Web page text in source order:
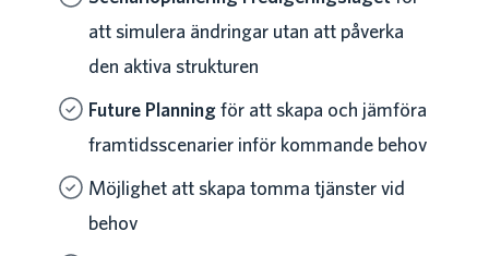
att simulera ändringar utan att påverka
den aktiva strukturen
Future Planningför att skapa och jämföra
framtidsscenarier inför kommande behov
Möjlighet att skapa tomma tjänster vid
behov